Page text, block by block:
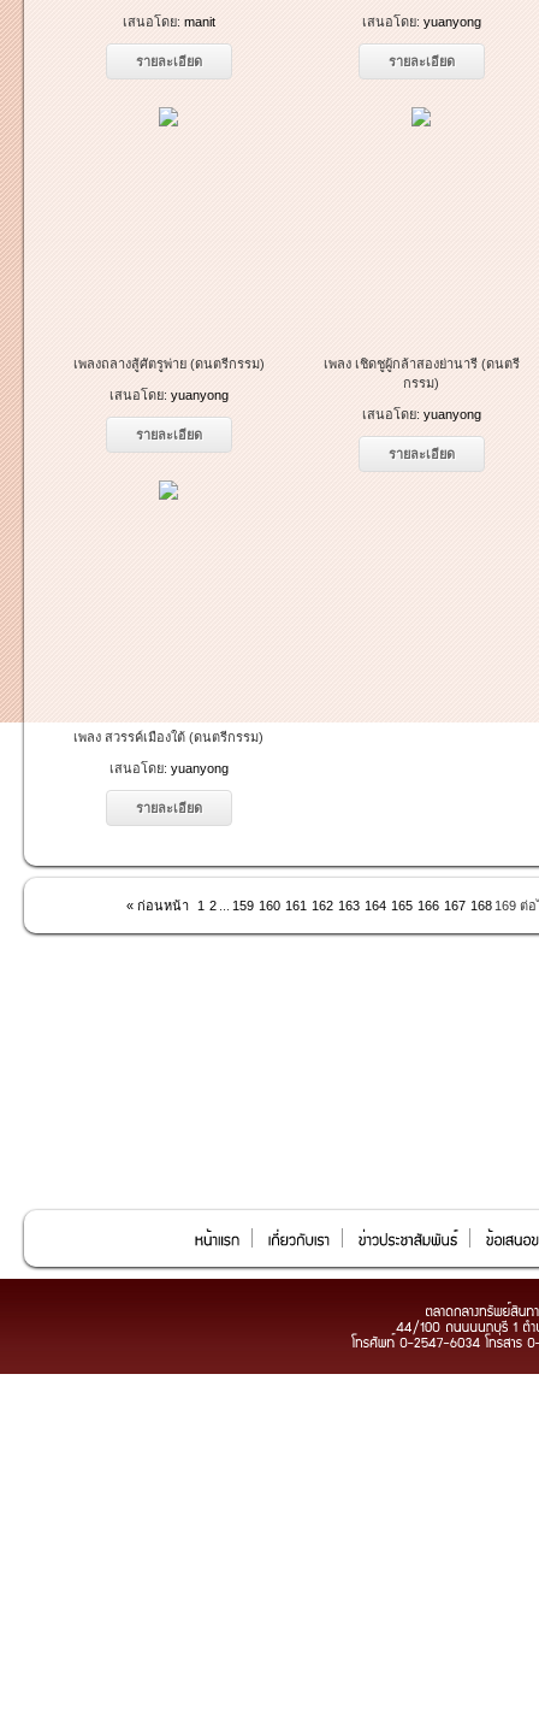
เสนอโดย: manit
รายละเอียด
เสนอโดย: yuanyong
รายละเอียด
เพลงถลางสู้ศัตรูพ่าย (ดนตรีกรรม)
เสนอโดย: yuanyong
รายละเอียด
เพลง เชิดชูผู้กล้าสองย่านารี (ดนตรี
กรรม)
เสนอโดย: yuanyong
รายละเอียด
เพลง สวรรค์เมืองใต้ (ดนตรีกรรม)
เสนอโดย: yuanyong
รายละเอียด
« ก่อนหน้า 1 2 159 160 161 162 163 164 165 166 167 168 169ต่อ